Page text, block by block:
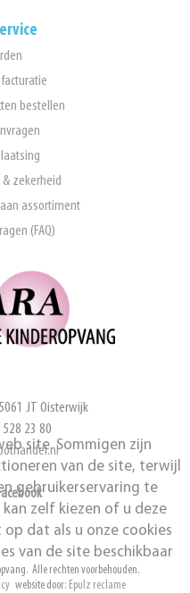
bestellen
zekerheid
assortiment
(FAQ)
JT Oisterwijk
23 80
Alle rechten voorbehouden.
website door: Epulz reclame
site. Sommigen zijn
van de site, terwijl
gebruikerservaring te
zelf kiezen of u deze
dat als u onze cookies
van de site beschikbaar